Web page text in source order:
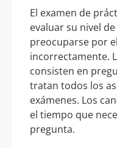
El examen de
evaluar su nivel
preocuparse por
incorrectamente.
consisten en
tratan todos los
exámenes. Los
el tiempo que
pregunta.